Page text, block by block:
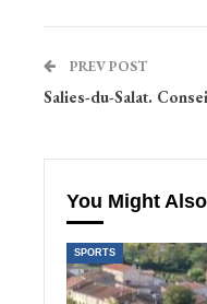
PREV POST
Salies-du-Salat.
You Might
SPORTS